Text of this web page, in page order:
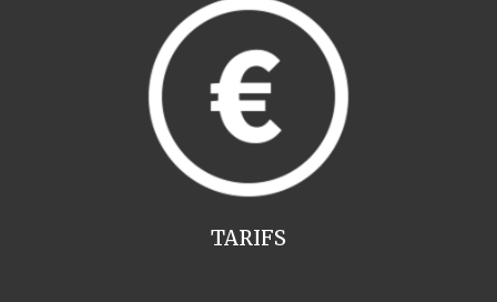
TARIFS